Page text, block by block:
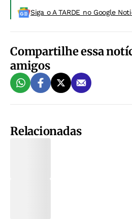
Siga o A TARDE no Google
Compartilhe essa
amigos
Relacionadas